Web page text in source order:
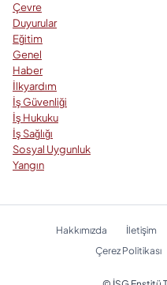
Çevre
Duyurular
Eğitim
Genel
Haber
İlkyardım
İş Güvenliği
İş Hukuku
İş Sağlığı
Sosyal Uygunluk
Yangın
Hakkımızda İletişim
Çerez Politikası